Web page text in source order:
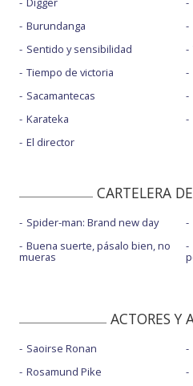
Burundanga
Sentido y sensibilidad
Tiempo de victoria
Sacamantecas
Karateka
El director
CARTELERA
Spider-man: Brand new day
Buena suerte, pásalo bien, no
mueras
ACTORES Y
Saoirse Ronan
Rosamund Pike